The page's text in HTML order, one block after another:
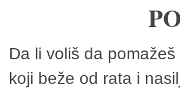
Da li voliš da
koji beže od rata i